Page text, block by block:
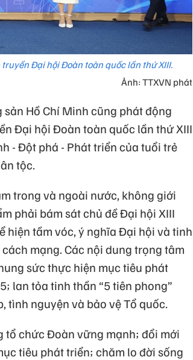
Đại hội Đoàn toàn quốc lần thứ XIII.
Ảnh: TTXVN phát
Hồ Chí Minh cũng phát động
Đại hội Đoàn toàn quốc lần thứ XIII
- Đột phá - Phát triển của tuổi trẻ
tộc.
trong và ngoài nước, không giới
phải bám sát chủ đề Đại hội XIII
hiện tầm vóc, ý nghĩa Đại hội và tinh
mạng. Các nội dung trọng tâm
sức thực hiện mục tiêu phát
lan tỏa tinh thần “5 tiên phong”
tình nguyện và bảo vệ Tổ quốc.
tổ chức Đoàn vững mạnh; đổi mới
tiêu phát triển; chăm lo đời sống